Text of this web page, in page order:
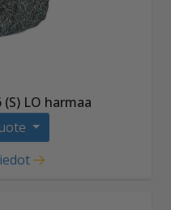
LO harmaa